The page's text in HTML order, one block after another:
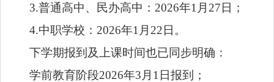
3.普通高中、民办高中：2026年1月27日；
4.中职学校：2026年1月22日。
下学期报到及上课时间也已同步明确：
学前教育阶段2026年3月1日报到；